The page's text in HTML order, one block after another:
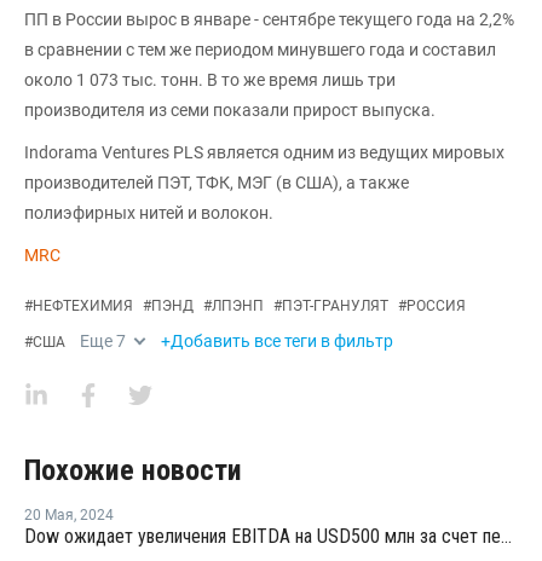
ПП в России вырос в январе - сентябре текущего года на 2,2%
в сравнении с тем же периодом минувшего года и составил
около 1 073 тыс. тонн. В то же время лишь три
производителя из семи показали прирост выпуска.
Indorama Ventures PLS является одним из ведущих мировых
производителей ПЭТ, ТФК, МЭГ (в США), а также
полиэфирных нитей и волокон.
MRC
#НЕФТЕХИМИЯ #ПЭНД #ЛПЭНП #ПЭТ-ГРАНУЛЯТ #РОССИЯ
#США Еще7 +Добавить все теги в фильтр
Похожие новости
20 Мая, 2024
Dow ожидает увеличения EBITDA на USD500 млн за счет переработки отходов к 2030 году